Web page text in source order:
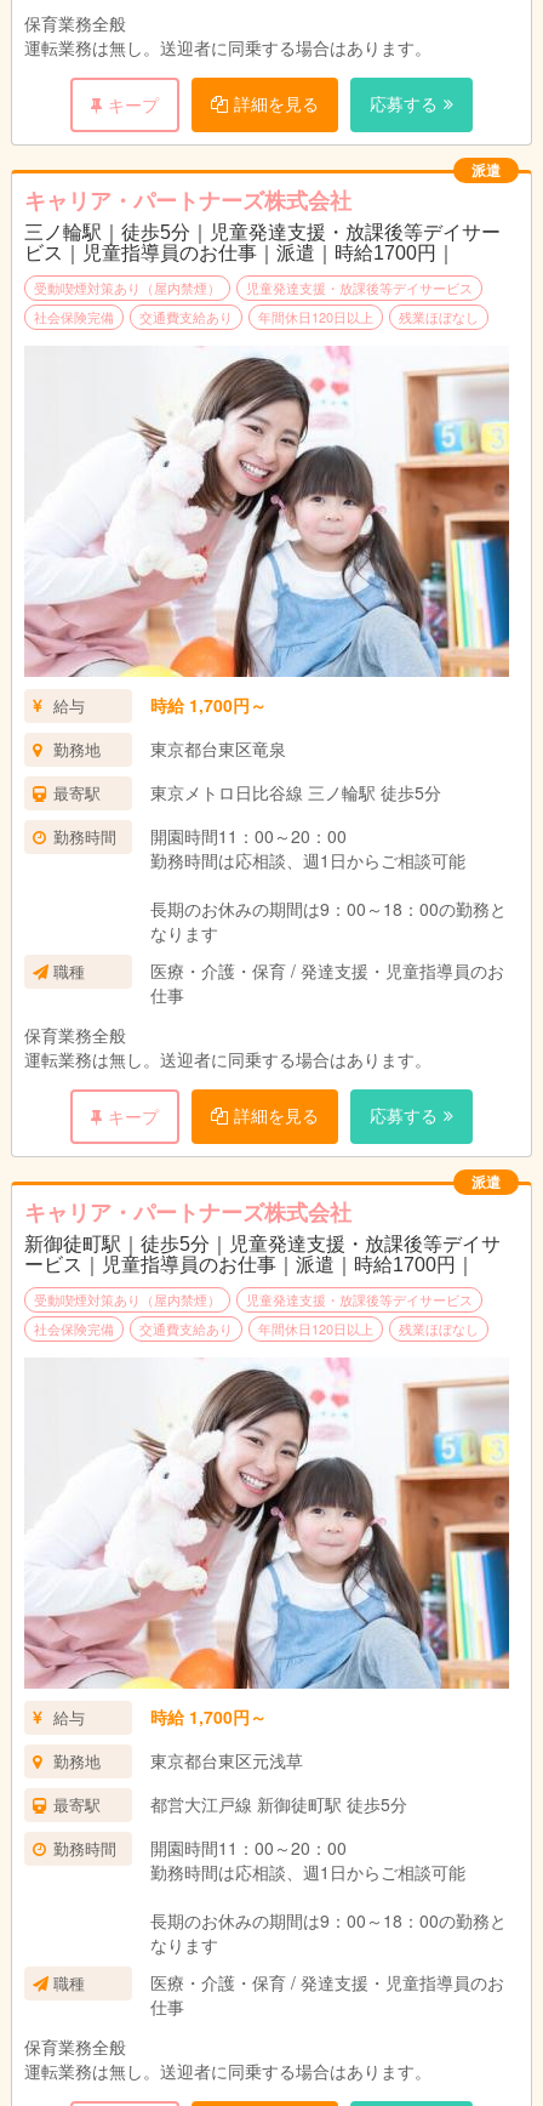
保育業務全般
運転業務は無し。送迎者に同乗する場合はあります。
キープ 詳細を見る 応募する
派遣
キャリア・パートナーズ株式会社
三ノ輪駅｜徒歩5分｜児童発達支援・放課後等デイサー
ビス｜児童指導員のお仕事｜派遣｜時給1700円｜
受動喫煙対策あり（屋内禁煙）
児童発達支援・放課後等デイサービス
社会保険完備
交通費支給あり 年間休日120日以上 残業ほぼなし
給与 時給 1,700円～
勤務地 東京都台東区竜泉
最寄駅 東京メトロ日比谷線 三ノ輪駅 徒歩5分
勤務時間
開園時間11：00～20：00
勤務時間は応相談、週1日からご相談可能
長期のお休みの期間は9：00～18：00の勤務と
なります
職種
医療・介護・保育 / 発達支援・児童指導員のお
仕事
保育業務全般
運転業務は無し。送迎者に同乗する場合はあります。
キープ 詳細を見る 応募する
派遣
キャリア・パートナーズ株式会社
新御徒町駅｜徒歩5分｜児童発達支援・放課後等デイサ
ービス｜児童指導員のお仕事｜派遣｜時給1700円｜
受動喫煙対策あり（屋内禁煙）
児童発達支援・放課後等デイサービス
社会保険完備
交通費支給あり 年間休日120日以上 残業ほぼなし
給与 時給 1,700円～
勤務地 東京都台東区元浅草
最寄駅 都営大江戸線 新御徒町駅 徒歩5分
勤務時間
開園時間11：00～20：00
勤務時間は応相談、週1日からご相談可能
長期のお休みの期間は9：00～18：00の勤務と
なります
職種
医療・介護・保育 / 発達支援・児童指導員のお
仕事
保育業務全般
運転業務は無し。送迎者に同乗する場合はあります。